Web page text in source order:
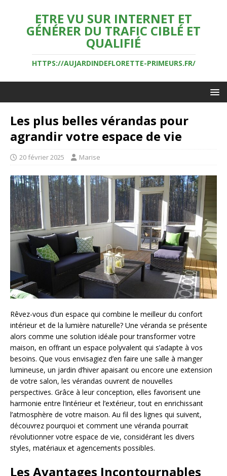
ETRE VU SUR INTERNET ET
GÉNÉRER DU TRAFIC CIBLÉ ET
QUALIFIÉ
HTTPS://AUJARDINDEFLORETTE-PRIMEURS.FR/
Les plus belles vérandas pour
agrandir votre espace de vie
20 février 2025 Marise
Rêvez-vous d’un espace qui combine le meilleur du confort
intérieur et de la lumière naturelle? Une véranda se présente
alors comme une solution idéale pour transformer votre
maison, en offrant un espace polyvalent qui s’adapte à vos
besoins. Que vous envisagiez d’en faire une salle à manger
lumineuse, un jardin d’hiver apaisant ou encore une extension
de votre salon, les vérandas ouvrent de nouvelles
perspectives. Grâce à leur conception, elles favorisent une
harmonie entre l’intérieur et l’extérieur, tout en enrichissant
l’atmosphère de votre maison. Au fil des lignes qui suivent,
découvrez pourquoi et comment une véranda pourrait
révolutionner votre espace de vie, considérant les divers
styles, matériaux et agencements possibles.
Les Avantages Incontournables